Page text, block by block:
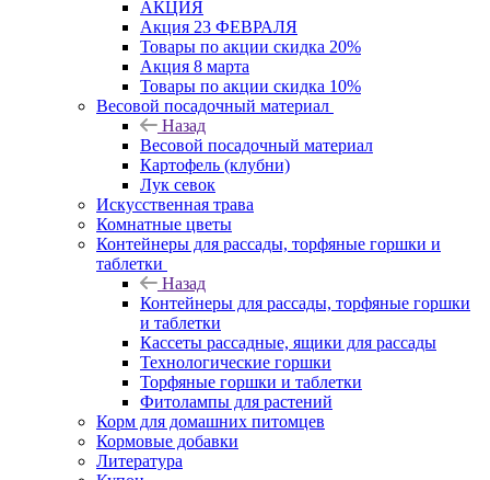
АКЦИЯ
Акция 23 ФЕВРАЛЯ
Товары по акции скидка 20%
Акция 8 марта
Товары по акции скидка 10%
Весовой посадочный материал
Назад
Весовой посадочный материал
Картофель (клубни)
Лук севок
Искусственная трава
Комнатные цветы
Контейнеры для рассады, торфяные горшки и
таблетки
Назад
Контейнеры для рассады, торфяные горшки
и таблетки
Кассеты рассадные, ящики для рассады
Технологические горшки
Торфяные горшки и таблетки
Фитолампы для растений
Корм для домашних питомцев
Кормовые добавки
Литература